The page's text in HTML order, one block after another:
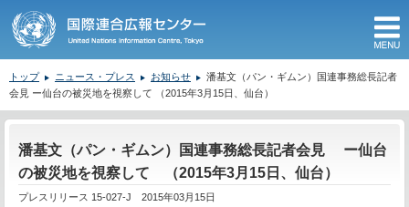
トップ ニュース・プレス お知らせ
潘基文（パン・ギムン）国連事務総長記者
会見 ー仙台の被災地を視察して （2015年3月15日、仙台）
潘基文（パン・ギムン）国連事務総長記者会見 ー仙台
の被災地を視察して （2015年3月15日、仙台）
プレスリリース 15-027-J 2015年03月15日